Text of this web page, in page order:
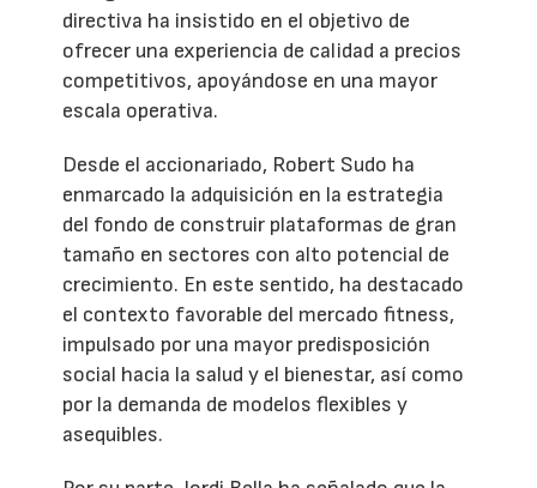
directiva ha insistido en el objetivo de
ofrecer una experiencia de calidad a precios
competitivos, apoyándose en una mayor
escala operativa.
Desde el accionariado, Robert Sudo ha
enmarcado la adquisición en la estrategia
del fondo de construir plataformas de gran
tamaño en sectores con alto potencial de
crecimiento. En este sentido, ha destacado
el contexto favorable del mercado fitness,
impulsado por una mayor predisposición
social hacia la salud y el bienestar, así como
por la demanda de modelos flexibles y
asequibles.